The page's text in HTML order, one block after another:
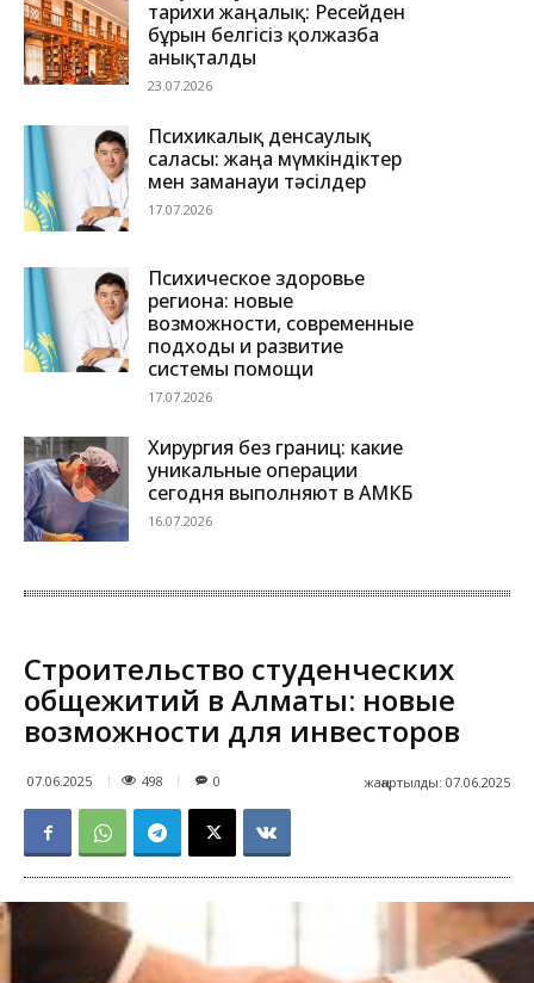
тарихи жаңалық: Ресейден
бұрын белгісіз қолжазба
анықталды
23.07.2026
Психикалық денсаулық
саласы: жаңа мүмкіндіктер
мен заманауи тәсілдер
17.07.2026
Психическое здоровье
региона: новые
возможности, современные
подходы и развитие
системы помощи
17.07.2026
Хирургия без границ: какие
уникальные операции
сегодня выполняют в АМКБ
16.07.2026